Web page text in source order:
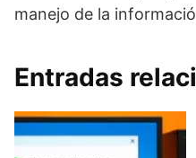
manejo de la
Entradas